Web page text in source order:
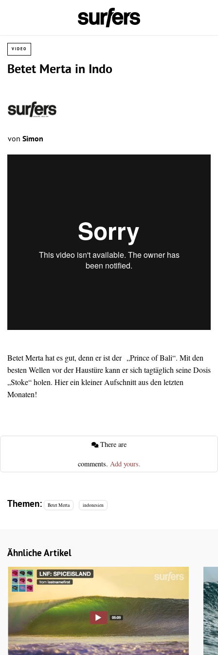
VIDEO
Betet Merta in Indo
von Simon
Betet Merta hat es gut, denn er ist der „Prince of Bali“. Mit den
besten Wellen vor der Haustüre kann er sich tagtäglich seine Dosis
„Stoke“ holen. Hier ein kleiner Aufschnitt aus den letzten
Monaten!
comments. Add yours.
Themen: Betet Merta indonesien
Ähnliche Artikel